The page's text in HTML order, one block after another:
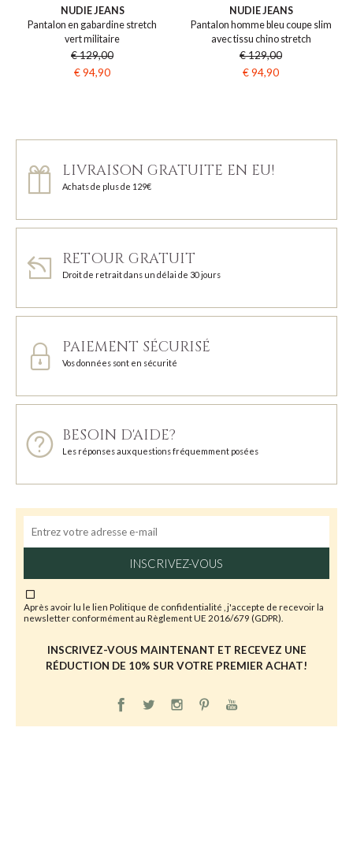
NUDIE JEANS
Pantalon en gabardine stretch
vert militaire
€ 129,00
€ 94,90
NUDIE JEANS
Pantalon homme bleu coupe slim
avec tissu chino stretch
€ 129,00
€ 94,90
LIVRAISON GRATUITE EN EU!
Achats de plus de 129€
RETOUR GRATUIT
Droit de retrait dans un délai de 30 jours
PAIEMENT SÉCURISÉ
Vos données sont en sécurité
BESOIN D'AIDE?
Les réponses aux questions fréquemment posées
INSCRIVEZ-VOUS
Après avoir lu le lien Politique de confidentialité , j'accepte de recevoir la
newsletter conformément au Règlement UE 2016/679 (GDPR).
INSCRIVEZ-VOUS MAINTENANT ET RECEVEZ UNE
RÉDUCTION DE 10% SUR VOTRE PREMIER ACHAT!